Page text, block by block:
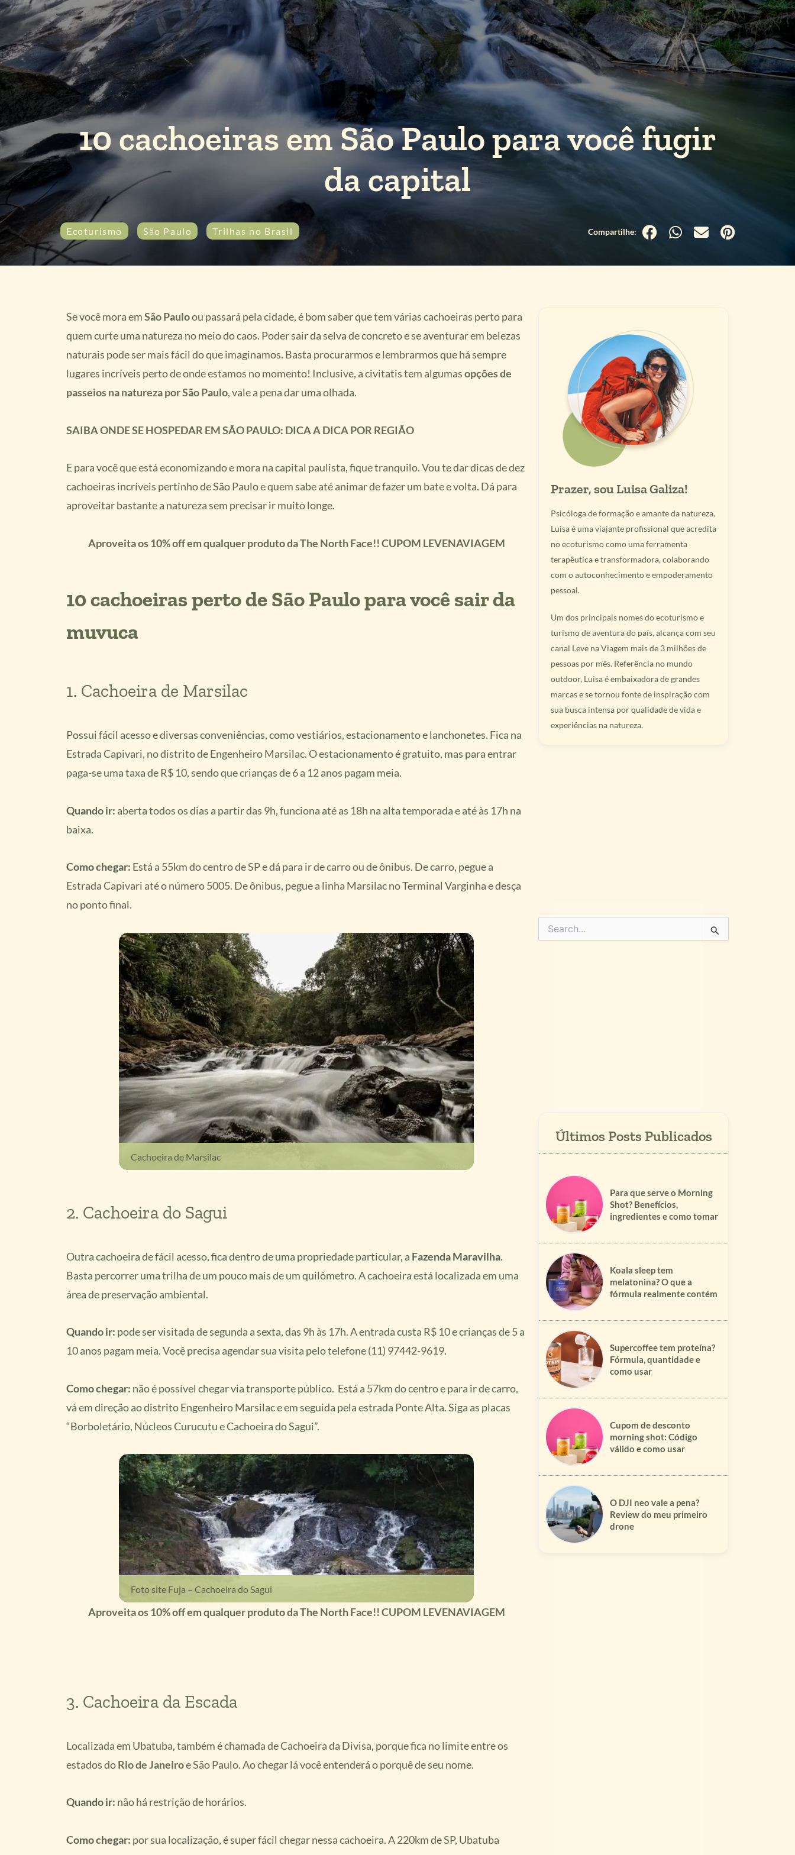
10 cachoeiras em São Paulo para você fugir
da capital
Ecoturismo São Paulo Trilhas no Brasil
Se você mora emSão Pauloou passará pela cidade, é bom saber que tem várias cachoeiras perto para
quem curte uma natureza no meio do caos. Poder sair da selva de concreto e se aventurar em belezas
naturais pode ser mais fácil do que imaginamos. Basta procurarmos e lembrarmos que há sempre
lugares incríveis perto de onde estamos no momento! Inclusive, a civitatis tem algumasopções de
passeios na natureza por São Paulo, vale a pena dar uma olhada.
SAIBA ONDE SE HOSPEDAR EM SÃO PAULO: DICA A DICA POR REGIÃO
E para você que está economizando e mora na capital paulista, fique tranquilo. Vou te dar dicas de dez
cachoeiras incríveis pertinho de São Paulo e quem sabe até animar de fazer um bate e volta. Dá para
aproveitar bastante a natureza sem precisar ir muito longe.
Aproveita os 10% off em qualquer produto da The North Face!! CUPOM LEVENAVIAGEM
10 cachoeiras perto de São Paulo para você sair da
muvuca
1. Cachoeira de Marsilac
Possui fácil acesso e diversas conveniências, como vestiários, estacionamento e lanchonetes. Fica na
Estrada Capivari, no distrito de Engenheiro Marsilac. O estacionamento é gratuito, mas para entrar
paga-se uma taxa de R$ 10, sendo que crianças de 6 a 12 anos pagam meia.
Quando ir: aberta todos os dias a partir das 9h, funciona até as 18h na alta temporada e até às 17h na
baixa.
Como chegar: Está a 55km do centro de SP e dá para ir de carro ou de ônibus. De carro, pegue a
Estrada Capivari até o número 5005. De ônibus, pegue a linha Marsilac no Terminal Varginha e desça
no ponto final.
Cachoeira de Marsilac
2. Cachoeira do Sagui
Outra cachoeira de fácil acesso, fica dentro de uma propriedade particular, a Fazenda Maravilha.
Basta percorrer uma trilha de um pouco mais de um quilômetro. A cachoeira está localizada em uma
área de preservação ambiental.
Quando ir: pode ser visitada de segunda a sexta, das 9h às 17h. A entrada custa R$ 10 e crianças de 5 a
10 anos pagam meia. Você precisa agendar sua visita pelo telefone (11) 97442-9619.
Como chegar: não é possível chegar via transporte público. Está a 57km do centro e para ir de carro,
vá em direção ao distrito Engenheiro Marsilac e em seguida pela estrada Ponte Alta. Siga as placas
“Borboletário, Núcleos Curucutu e Cachoeira do Sagui”.
Foto site Fuja – Cachoeira do Sagui
Aproveita os 10% off em qualquer produto da The North Face!! CUPOM LEVENAVIAGEM
3. Cachoeira da Escada
Localizada em Ubatuba, também é chamada de Cachoeira da Divisa, porque fica no limite entre os
estados doRio de Janeiroe São Paulo. Ao chegar lá você entenderá o porquê de seu nome.
Quando ir: não há restrição de horários.
Como chegar: por sua localização, é superfácil chegar nessa cachoeira. A 220km de SP, Ubatuba
Prazer, sou Luisa Galiza!
Psicóloga de formação e amante da natureza,
Luisa é uma viajante profissional que acredita
no ecoturismo como uma ferramenta
terapêutica e transformadora, colaborando
com o autoconhecimento e empoderamento
pessoal.
Um dos principais nomes do ecoturismo e
turismo de aventura do país, alcança com seu
canal Leve na Viagem mais de 3 milhões de
pessoas por mês. Referência no mundo
outdoor, Luisa é embaixadora de grandes
marcas e se tornou fonte de inspiração com
sua busca intensa por qualidade de vida e
experiências na natureza.
Pesquisar
por:
Para que serve o Morning
Shot? Benefícios,
ingredientes e como tomar
Koala sleep tem
melatonina? O que a
fórmula realmente contém
Supercoffee tem proteína?
Fórmula, quantidade e
como usar
Cupom de desconto
morning shot: Código
válido e como usar
O DJI neo vale a pena?
Review do meu primeiro
drone